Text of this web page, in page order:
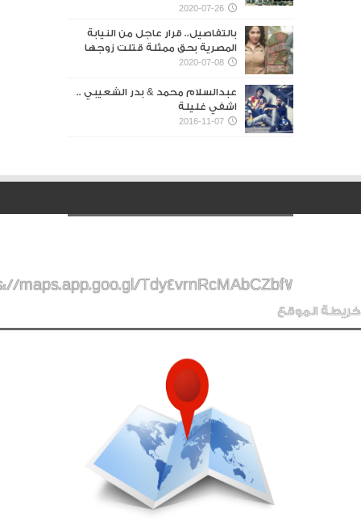
2020-07-26
بالتفاصيل.. قرار عاجل من النيابة
المصرية بحق ممثلة قتلت زوجها
2020-07-08
عبدالسلام محمد & بدر الشعيبي ..
اشفي غليلة
2016-11-07
maps.app.goo.gl/Tdy4vrnRcMAbCZbf7
خريطة الموقع